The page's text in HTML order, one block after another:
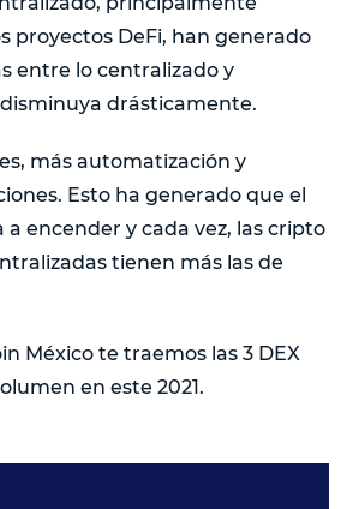
proyectos DeFi, han generado
entre lo centralizado y
drásticamente.
más automatización y
Esto ha generado que el
a encender y cada vez, las cripto
tienen más las de
México te traemos las 3 DEX
en este 2021.